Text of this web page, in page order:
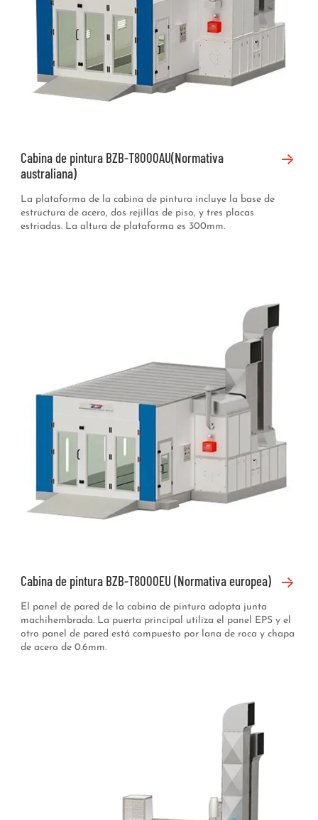
Cabina de pintura BZB-T8000AU(Normativa
australiana)
La plataforma de la cabina de pintura incluye la base de
estructura de acero, dos rejillas de piso, y tres placas
estriadas. La altura de plataforma es 300mm.
Cabina de pintura BZB-T8000EU (Normativa europea)
El panel de pared de la cabina de pintura adopta junta
machihembrada. La puerta principal utiliza el panel EPS y el
otro panel de pared está compuesto por lana de roca y chapa
de acero de 0.6mm.